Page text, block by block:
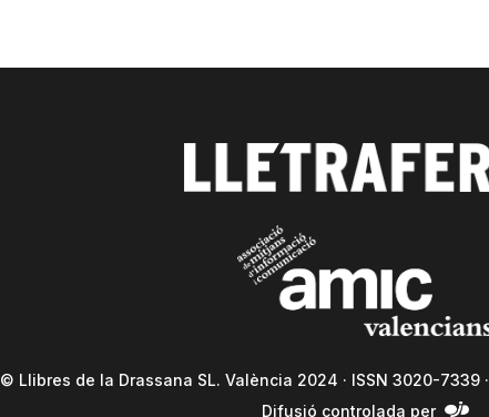
© Llibres de la Drassana SL. València 2024 · ISSN 3020-7339 ·
Difusió controlada per